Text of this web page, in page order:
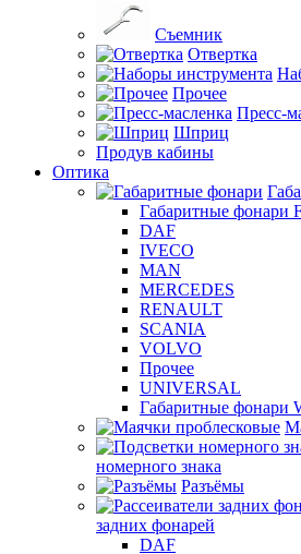
Съемник
Отвертка
Прочее
Пресс-
Шприц
Продув кабины
Оптика
Габаритные фонари
DAF
IVECO
MAN
MERCEDES
RENAULT
SCANIA
VOLVO
Прочее
UNIVERSAL
Габаритные фонари
номерного знака
Разъёмы
задних фонарей
DAF